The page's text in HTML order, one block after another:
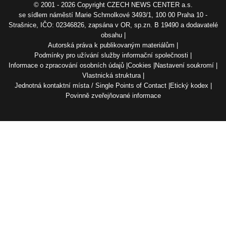
© 2001 - 2026 Copyright CZECH NEWS CENTER a.s.
se sídlem náměstí Marie Schmolkové 3493/1, 100 00 Praha 10 -
Strašnice, IČO: 02346826, zapsána v OR, sp.zn. B 19490 a dodavatelé
obsahu
Autorská práva k publikovaným materiálům
Podmínky pro užívání služby informační společnosti
Informace o zpracování osobních údajů Cookies Nastavení soukromí
Vlastnická struktura
Jednotná kontaktní místa / Single Points of Contact Etický kodex
Povinně zveřejňované informace